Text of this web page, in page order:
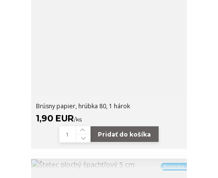
Brúsny papier, hrúbka 80, 1 hárok
1,90 EUR/ks
Pridať do košíka
Novinka